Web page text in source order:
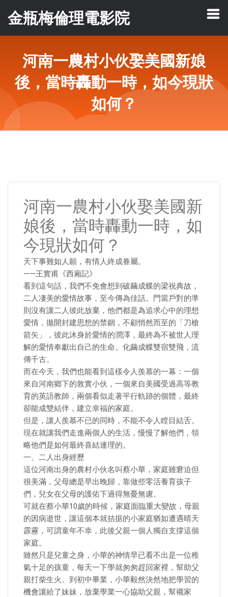
金瓶梅倫理電影院
河南一農村小伙娶美國新娘
後，當時轟動一時，如今現狀
如何？
河南一農村小伙娶美國新
娘後，當時轟動一時，如
今現狀如何？
天下事難如人願，有情人終成眷屬。
——王實甫《西廂記》
看到這句話，我們不免會想到破繭成蝶的梁祝典故，
二人凄美的愛情故事，至今傳為佳話。門當戶對的準
則沒有讓二人彼此放棄，他們都是為追求心中的理想
愛情，拋開封建思想的禁錮，不顧悄然而至的「刀槍
箭矢」，彼此沐身於愛情的潤澤，最終為不被世人理
解的愛情奉獻出自己的生命。化繭成蝶雙宿雙飛，流
傳千古。
而在今天，我們也能看到這樣令人羨慕的一幕：一個
來自河南鄉下的敦實小伙，一個來自美國受過高等教
育的英語教師，兩個看似走著平行軌跡的個體，最終
卻能成雙結伴，建立幸福的家庭。
但是，讓人羨慕不已的同時，不能不令人瞠目結舌。
現在就讓我們走進兩個人的生活，慢慢了解他們，領
略他們是如何最終喜結連理的。
一、二人出身經歷
這位河南出身的農村小伙名叫蔡小華，家庭雖窘迫但
很美滿，父母總是早出晚歸，靠做些零活養育孩子
們，兒女在父母的護佑下過得無憂無慮。
可就在蔡小華10歲的時候，家庭面臨重大變故，母親
的因病逝世，讓這個本就拮据的小家庭猶如遭遇晴天
霹靂，可謂童年不幸，此後父親一個人獨自支撐這個
家庭。
雖然只是兒童之身，小華的神情早已看不出是一位稚
氣十足的孩童，每天一下學就匆匆趕回家裡，幫助父
親打柴生火。到初中畢業，小華毅然決然地把學習的
機會讓給了妹妹，放棄學業一心協助父親，幫襯家